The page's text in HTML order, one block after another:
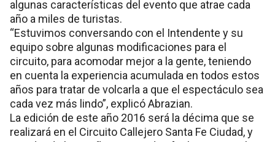
algunas características del evento que atrae cada
año a miles de turistas.
“Estuvimos conversando con el Intendente y su
equipo sobre algunas modificaciones para el
circuito, para acomodar mejor a la gente, teniendo
en cuenta la experiencia acumulada en todos estos
años para tratar de volcarla a que el espectáculo sea
cada vez más lindo”, explicó Abrazian.
La edición de este año 2016 será la décima que se
realizará en el Circuito Callejero Santa Fe Ciudad, y